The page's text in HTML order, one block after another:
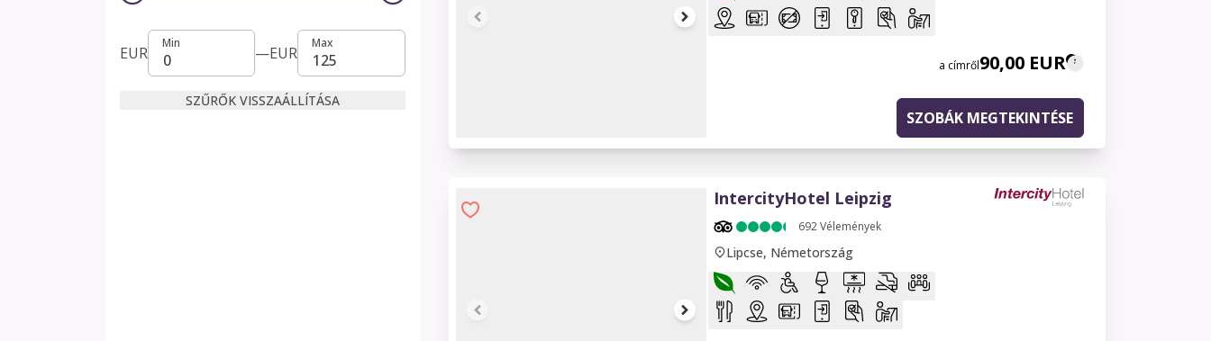
EUR
Min
Min
—EUR
Max
Max
SZŰRŐK VISSZAÁLLÍTÁSA
1 of 12
a címről90,00 EUR
SZOBÁK MEGTEKINTÉSE
IntercityHotel Leipzig
692Vélemények
Lipcse, Németország